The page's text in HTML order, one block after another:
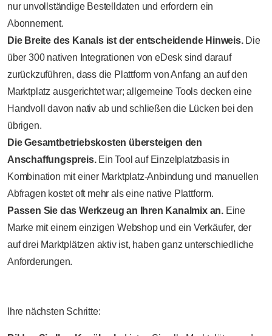
nur unvollständige Bestelldaten und erfordern ein
Abonnement.
Die Breite des Kanals ist der entscheidende Hinweis.Die
über 300 nativen Integrationen von eDesk sind darauf
zurückzuführen, dass die Plattform von Anfang an auf den
Marktplatz ausgerichtet war; allgemeine Tools decken eine
Handvoll davon nativ ab und schließen die Lücken bei den
übrigen.
Die Gesamtbetriebskosten übersteigen den
Anschaffungspreis.Ein Tool auf Einzelplatzbasis in
Kombination mit einer Marktplatz-Anbindung und manuellen
Abfragen kostet oft mehr als eine native Plattform.
Passen Sie das Werkzeug an Ihren Kanalmix an. Eine
Marke mit einem einzigen Webshop und ein Verkäufer, der
auf drei Marktplätzen aktiv ist, haben ganz unterschiedliche
Anforderungen.
Ihre nächsten Schritte: